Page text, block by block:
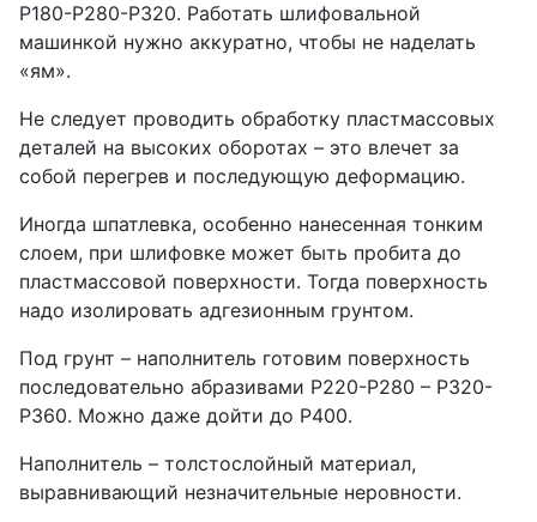
Р180-Р280-Р320. Работать шлифовальной
машинкой нужно аккуратно, чтобы не наделать
«ям».
Не следует проводить обработку пластмассовых
деталей на высоких оборотах – это влечет за
собой перегрев и последующую деформацию.
Иногда шпатлевка, особенно нанесенная тонким
слоем, при шлифовке может быть пробита до
пластмассовой поверхности. Тогда поверхность
надо изолировать адгезионным грунтом.
Под грунт – наполнитель готовим поверхность
последовательно абразивами Р220-Р280 – Р320-
Р360. Можно даже дойти до Р400.
Наполнитель – толстослойный материал,
выравнивающий незначительные неровности.